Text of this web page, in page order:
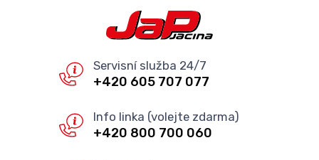
Servisní služba 24/7
+420 605 707 077
Info linka (volejte zdarma)
+420 800 700 060